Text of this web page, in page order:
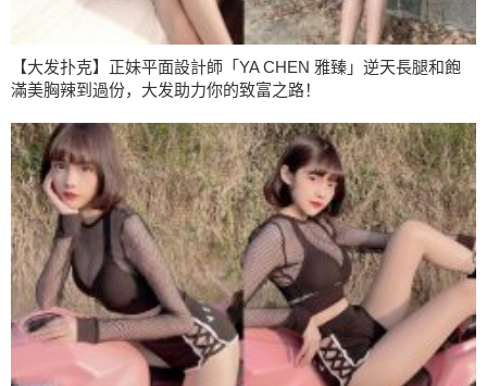
【大发扑克】正妹平面設計師「YA CHEN 雅臻」逆天長腿和飽
滿美胸辣到過份，大发助力你的致富之路！